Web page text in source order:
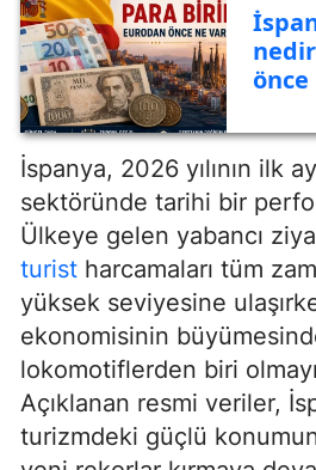
önce
İspanya, 2026 yılının ilk
sektöründe tarihi bir
Ülkeye gelen yabancı
turist harcamaları tüm
yüksek seviyesine
ekonomisinin
lokomotiflerden biri
Açıklanan resmi veriler,
turizmdeki güçlü